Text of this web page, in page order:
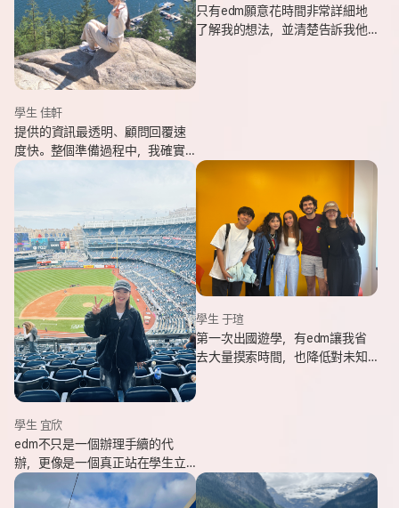
學生 佳軒
提供的資訊最透明、顧問回覆速
度快。整個準備過程中，我確實
也感受到edm的用心與專業。抵
只有edm願意花時間非常詳細地
了解我的想法，並清楚告訴我他
學生 宜欣
edm不只是一個辦理手續的代
辦，更像是一個真正站在學生立
場、陪伴並支持你完成留遊學夢
想的夥伴。這也是我會想推薦
學生 于瑄
第一次出國遊學，有edm讓我省
去大量摸索時間，也降低對未知